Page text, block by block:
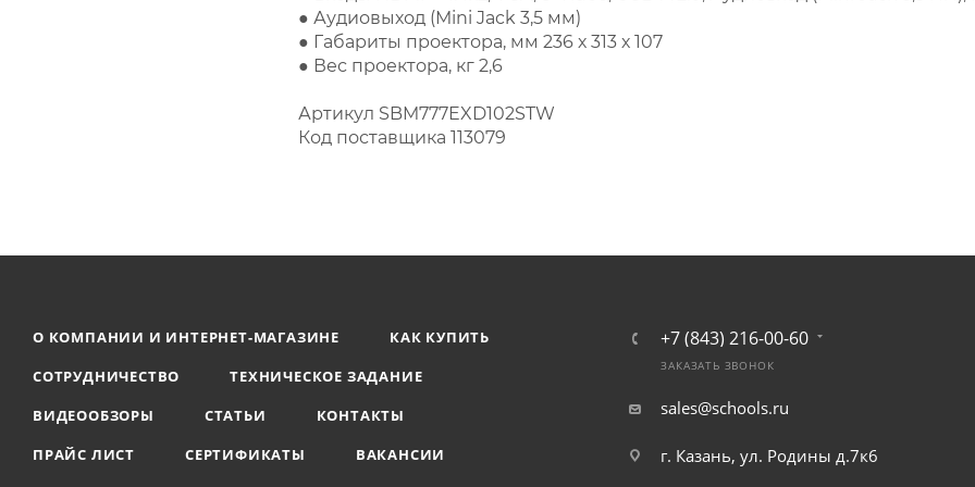
● Аудиовыход (Mini Jack 3,5 мм)
● Габариты проектора, мм 236 х 313 х 107
● Вес проектора, кг 2,6
Артикул SBM777EXD102STW
Код поставщика 113079
О КОМПАНИИ И ИНТЕРНЕТ-МАГАЗИНЕ
КАК КУПИТЬ
СОТРУДНИЧЕСТВО
ТЕХНИЧЕСКОЕ ЗАДАНИЕ
ВИДЕООБЗОРЫ
СТАТЬИ
КОНТАКТЫ
ПРАЙС ЛИСТ
СЕРТИФИКАТЫ ВАКАНСИИ
+7 (843) 216-00-60
ЗАКАЗАТЬ ЗВОНОК
sales@schools.ru
г. Казань, ул. Родины д.7к6